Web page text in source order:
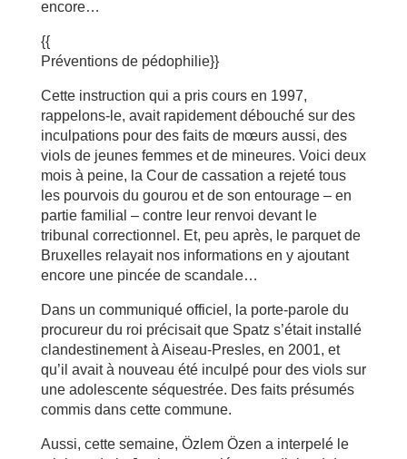
encore…
{{
Préventions de pédophilie}}
Cette instruction qui a pris cours en 1997,
rappelons-le, avait rapidement débouché sur des
inculpations pour des faits de mœurs aussi, des
viols de jeunes femmes et de mineures. Voici deux
mois à peine, la Cour de cassation a rejeté tous
les pourvois du gourou et de son entourage – en
partie familial – contre leur renvoi devant le
tribunal correctionnel. Et, peu après, le parquet de
Bruxelles relayait nos informations en y ajoutant
encore une pincée de scandale…
Dans un communiqué officiel, la porte-parole du
procureur du roi précisait que Spatz s’était installé
clandestinement à Aiseau-Presles, en 2001, et
qu’il avait à nouveau été inculpé pour des viols sur
une adolescente séquestrée. Des faits présumés
commis dans cette commune.
Aussi, cette semaine, Özlem Özen a interpelé le